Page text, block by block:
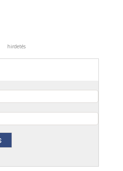
hirdetés